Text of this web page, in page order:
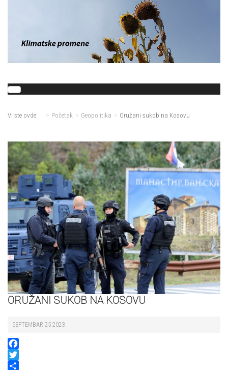
Vi ste ovde: Početak Geopolitika Oružani sukob na Kosovu
ORUŽANI SUKOB NA KOSOVU
SEPTEMBAR 25 2023
Facebook
Twitter